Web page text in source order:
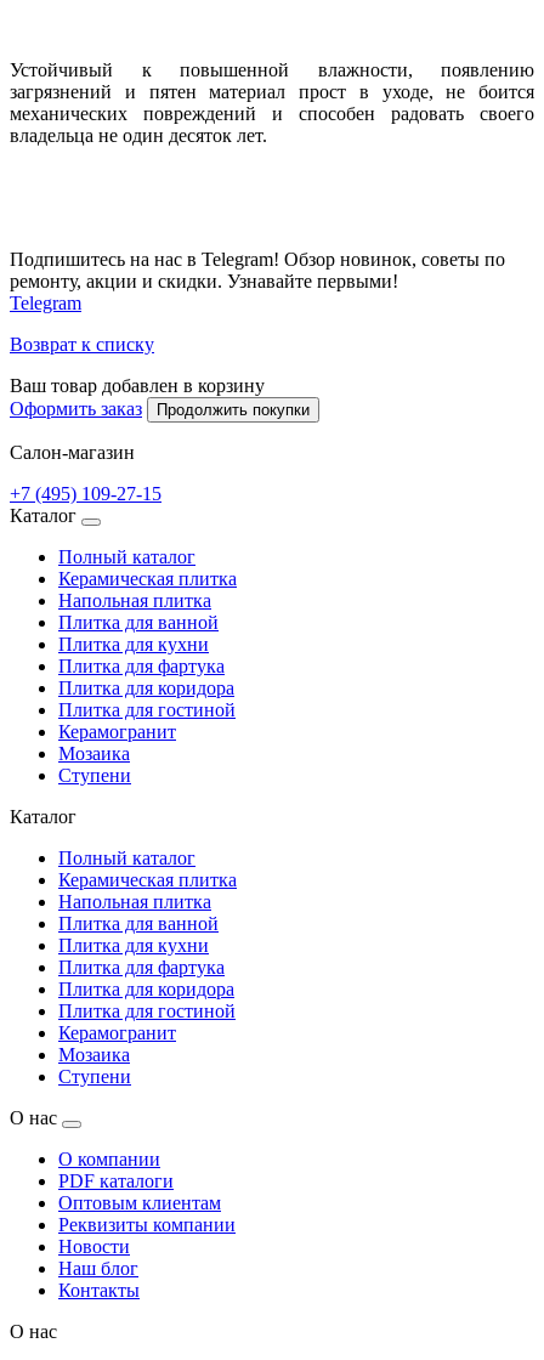
Устойчивый к повышенной влажности, появлению
загрязнений и пятен материал прост в уходе, не боится
механических повреждений и способен радовать своего
владельца не один десяток лет.
Подпишитесь на нас в Telegram! Обзор новинок, советы по
ремонту, акции и скидки. Узнавайте первыми!
Telegram
Возврат к списку
Ваш товар добавлен в корзину
Оформить заказ
Продолжить покупки
Салон-магазин
+7 (495) 109-27-15
Каталог
Полный каталог
Керамическая плитка
Напольная плитка
Плитка для ванной
Плитка для кухни
Плитка для фартука
Плитка для коридора
Плитка для гостиной
Керамогранит
Мозаика
Ступени
Каталог
Полный каталог
Керамическая плитка
Напольная плитка
Плитка для ванной
Плитка для кухни
Плитка для фартука
Плитка для коридора
Плитка для гостиной
Керамогранит
Мозаика
Ступени
О нас
О компании
PDF каталоги
Оптовым клиентам
Реквизиты компании
Новости
Наш блог
Контакты
О нас